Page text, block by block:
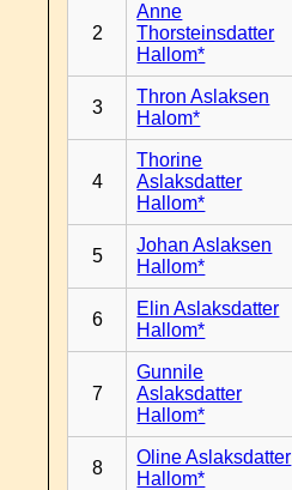
2
Anne
Thorsteinsdatter
Hallom*
3
Thron Aslaksen
Halom*
4
Thorine
Aslaksdatter
Hallom*
5
Johan Aslaksen
Hallom*
6
Elin Aslaksdatter
Hallom*
7
Gunnile
Aslaksdatter
Hallom*
8
Oline Aslaksdatter
Hallom*